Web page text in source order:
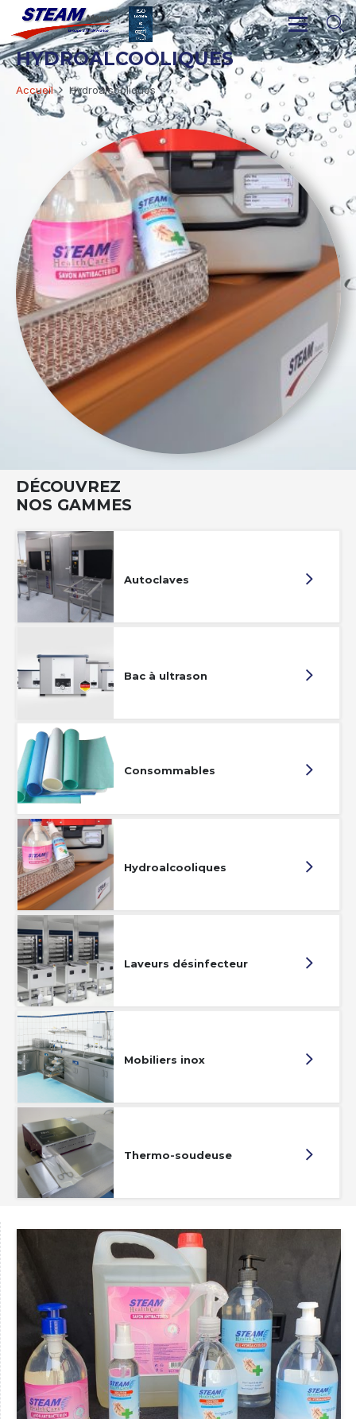
HYDROALCOOLIQUES
Accueil Hydroalcooliques
DÉCOUVREZ
NOS GAMMES
Autoclaves
Bac à ultrason
Consommables
Hydroalcooliques
Laveurs désinfecteur
Mobiliers inox
Thermo-soudeuse